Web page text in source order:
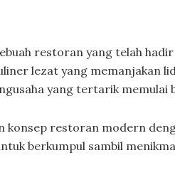
restoran yang telah
lezat yang memanjakan
yang tertarik memulai
konsep restoran modern
berkumpul sambil